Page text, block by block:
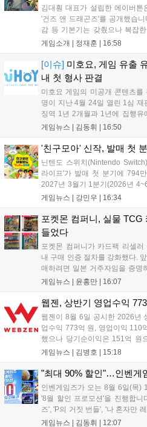
김대훤 대표가 설립한 에이버
'건즈 앤 드래곤즈'를 공개했습
감 등 기본기는 갖췄으나 복잡
보입니다. 또한, 성장 트랙의 과
추가 등을 통해 게임성을 다듬어
게임소개 | 정재훈 16:58
[이슈] 미호요, 게임 유출
내 첫 형사 판결
미호요 게임의 미공개 콘텐츠
명이 지난 4월 24일 열린 1심
징역 1년 2개월과 1년에 집행유
난해 7월부터 원신 등 주요 게임
이후 중국 내 첫 형사사건임을
대응할 방침입니다....
게임뉴스 | 김동휘 16:50
'친구모아' 신작, 발매 첫
닌텐도 스위치(Nintendo
라이프'가 발매 첫 분기에 794
2027년 3월기 1분기(2026년
를 크게 늘렸다고 밝혔다. 4월
게임뉴스 | 강민우 16:34
포켓몬 컴퍼니, 실물 TCG
들었다
포켓몬 컴퍼니가 카드팩 리셀
내 구매 인증 절차를 강화했다.
매하려면 일본 거주자임을 증명
이 필수다. 해당 상품들은 온라
러한 정책이 시장 물량 안정화
리고 있다....
게임뉴스 | 윤홍만 16:07
웹젠, 상반기 영업수익
웹젠이 8월 6일 공시한 2026년
업수익 773억 원, 영업이익 110
했으나 당기순이익은 151억 원
하반기부터 신작 공세를 예고하
또한 '테르비스'는 일본 코미케
합니다. 김태영 대표는 내년 신
사업 일정을 추진하고 주주가
다....
게임뉴스 | 김병호 15:18
"최대 90% 할인"…인벤게
인벤게임즈가 오는 8월 6일(목)
'8월 할인 프로모션'을 진행합니
즈', 'P의 거짓 번들', '나 혼자만
'아랑전설 시티 오브 더 울브스',
게임뉴스 | 김동휘 12:07